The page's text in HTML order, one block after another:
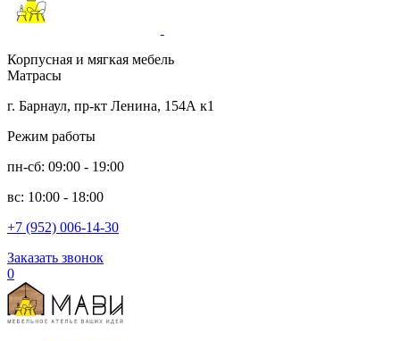
Корпусная и мягкая мебель
Матрасы
г. Барнаул, пр-кт Ленина, 154А к1
Режим работы
пн-сб: 09:00 - 19:00
вс: 10:00 - 18:00
+7 (952) 006-14-30
Заказать звонок
0